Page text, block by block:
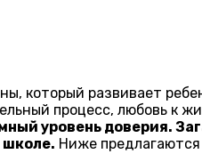
который развивает
процесс, любовь к
уровень доверия.
школе. Ниже